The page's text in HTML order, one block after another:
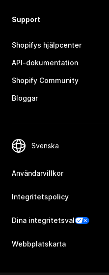
Support
Shopifys hjälpcenter
API-dokumentation
Shopify Community
Bloggar
Användarvillkor
Integritetspolicy
Dina integritetsval
Webbplatskarta